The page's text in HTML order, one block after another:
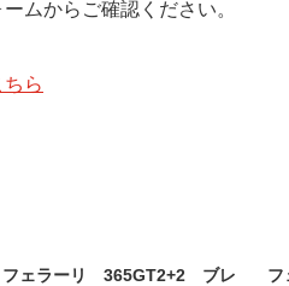
ムからご確認ください。
ら
フェラーリ 365GT2+2 ブレ